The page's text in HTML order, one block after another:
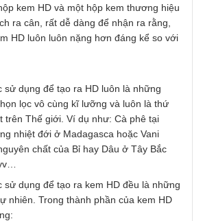
kem HD và một hộp kem thương hiệu
ra cân, rất dễ dàng để nhận ra rằng,
HD luôn luôn nặng hơn đáng kể so với
sử dụng để tạo ra HD luôn là những
lọc vô cùng kĩ lưỡng và luôn là thứ
trên Thế giới. Ví dụ như: Cà phê tại
nhiệt đới ở Madagasca hoặc Vani
chất của Bỉ hay Dâu ở Tây Bắc
sử dụng để tạo ra kem HD đều là những
nhiên. Trong thành phần của kem HD